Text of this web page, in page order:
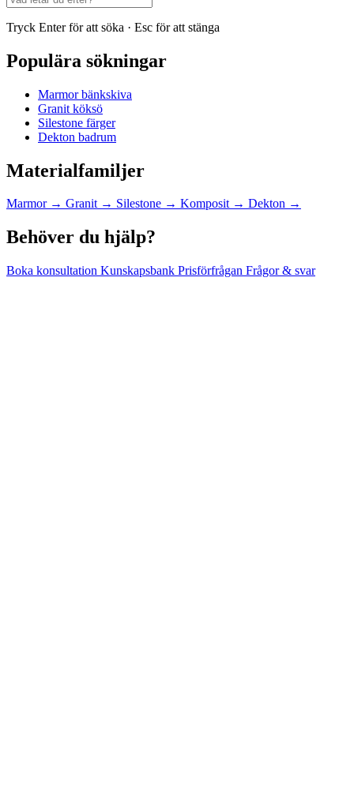
Tryck Enter för att söka · Esc för att stänga
Populära sökningar
Marmor bänkskiva
Granit köksö
Silestone färger
Dekton badrum
Materialfamiljer
Marmor → Granit → Silestone → Komposit → Dekton →
Behöver du hjälp?
Boka konsultation Kunskapsbank Prisförfrågan Frågor & svar